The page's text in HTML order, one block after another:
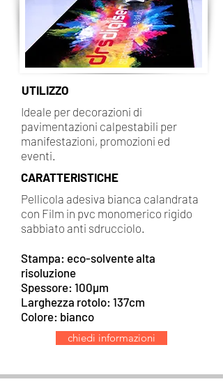
UTILIZZO
Ideale per decorazioni di
pavimentazioni calpestabili per
manifestazioni, promozioni ed
eventi.
CARATTERISTICHE
Pellicola adesiva bianca calandrata
con Film in pvc monomerico rigido
sabbiato anti sdrucciolo.
Stampa: eco-solvente alta
risoluzione
Spessore: 100µm
Larghezza rotolo: 137cm
Colore: bianco
chiedi informazioni